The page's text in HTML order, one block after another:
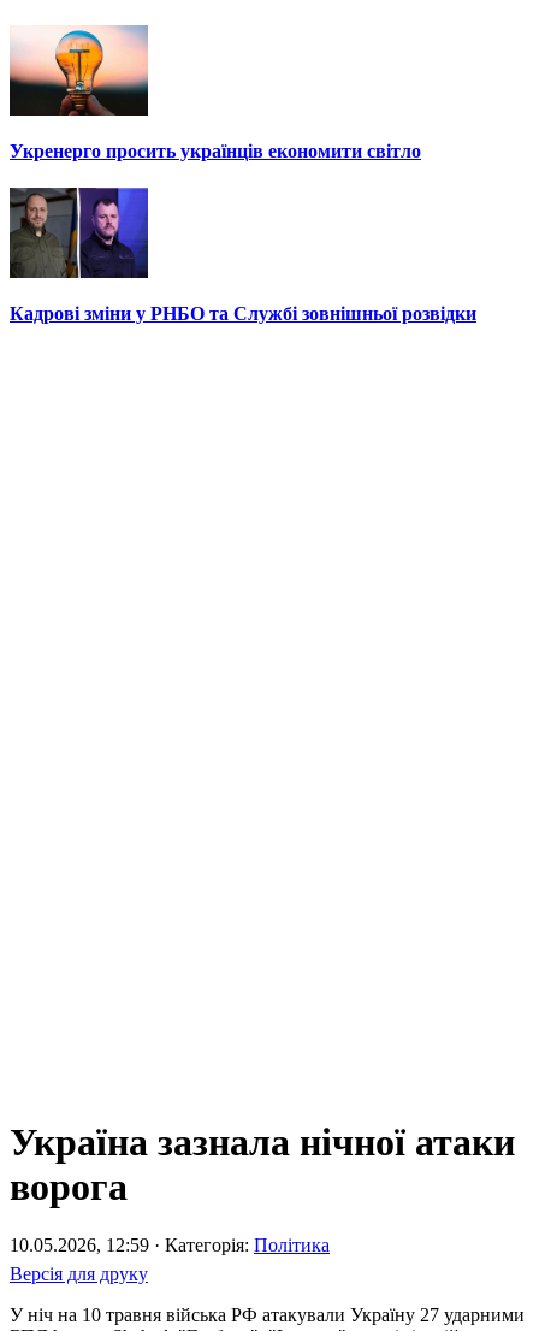
Укренерго просить українців економити світло
Кадрові зміни у РНБО та Службі зовнішньої розвідки
Україна зазнала нічної атаки
ворога
10.05.2026, 12:59 · Категорія: Політика
Версія для друку
У ніч на 10 травня війська РФ атакували Україну 27 ударними